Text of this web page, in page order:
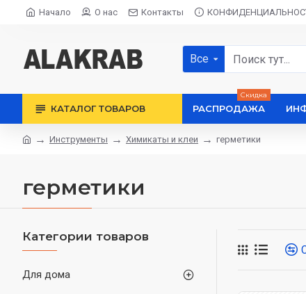
Начало О нас Контакты
Все
КАТАЛОГ ТОВАРОВ РАСПРОДАЖА
Скидка
Инструменты Химикаты и клеи герметики
герметики
Категории товаров
Для дома